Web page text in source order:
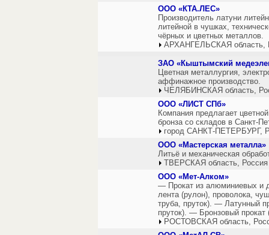
ООО «КТА.ЛЕС»
Производитель латуни
литейной в чушках,
чёрных и цветных металлов.
АРХАНГЕЛЬСКАЯ область,
ЗАО «Кыштымский
Цветная металлургия,
аффинажное производство.
ЧЕЛЯБИНСКАЯ область,
ООО «ЛИСТ СПб»
Компания предлагает
бронза со складов в Санкт-
город САНКТ-ПЕТЕРБУРГ,
ООО «Мастерская металла»
Литьё и механическая
ТВЕРСКАЯ область, Россия
ООО «Мет-Алком»
— Прокат из алюминиевых и
лента (рулон), проволока,
труба, пруток). — Латунный
пруток). — Бронзовый прокат
РОСТОВСКАЯ область,